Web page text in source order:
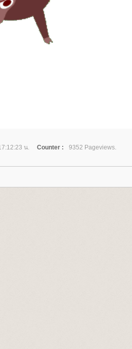
น. Counter :
9352 Pageviews.